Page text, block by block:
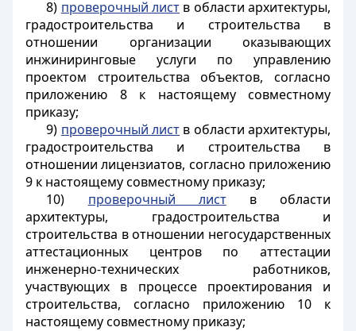
8) проверочный лист в области архитектуры,
градостроительства и строительства в
отношении организации оказывающих
инжиниринговые услуги по управлению
проектом строительства объектов, согласно
приложению 8 к настоящему совместному
приказу;
9) проверочный лист в области архитектуры,
градостроительства и строительства в
отношении лицензиатов, согласно приложению
9 к настоящему совместному приказу;
10) проверочный листв области
архитектуры, градостроительства и
строительства в отношении негосударственных
аттестационных центров по аттестации
инженерно-технических работников,
участвующих в процессе проектирования и
строительства, согласно приложению 10 к
настоящему совместному приказу;